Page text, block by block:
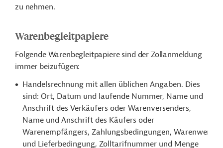
zu nehmen.
Warenbegleitpapiere
Folgende Warenbegleitpapiere sind der Zollanmeldung
immer beizufügen:
Handelsrechnung mit allen üblichen Angaben. Dies
sind: Ort, Datum und laufende Nummer, Name und
Anschrift des Verkäufers oder Warenversenders,
Name und Anschrift des Käufers oder
Warenempfängers, Zahlungsbedingungen, Warenwert
und Lieferbedingung, Zolltarifnummer und Menge